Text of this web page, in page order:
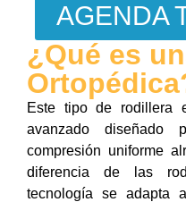
AGENDA
¿Qué es
Este tipo de rodillera
avanzado diseñado
compresión uniforme
diferencia de las
tecnología se adapta